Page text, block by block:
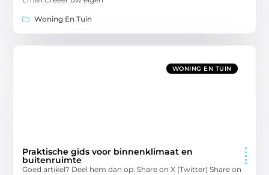
Woning En Tuin
WONING EN TUIN
Praktische gids voor binnenklimaat en
buitenruimte
Goed artikel? Deel hem dan op: Share on X (Twitter) Share on